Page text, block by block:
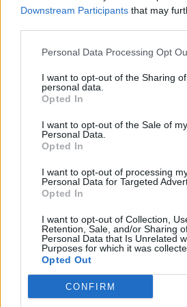
Downstream Participants that may
Personal Data Processing Opt
I want to opt-out of the Sharing
personal data.
Opted In
I want to opt-out of the Sale of my
Personal Data.
Opted In
I want to opt-out of processing
Personal Data for Targeted
Opted In
I want to opt-out of Collection,
Retention, Sale, and/or Sharing
Personal Data that Is Unrelated
Purposes for which it was
Opted Out
CONFIRM
32 laipsnių šilumos
Žinios | Orai
Nufilmavo, kaip patvino Vilniaus
vaizdas pribloškia
V. Zalužno pasisakymą laiko
Ukrainos politikoje: jis yra neteisus
Laidos | Nauja diena
Visi įrašai